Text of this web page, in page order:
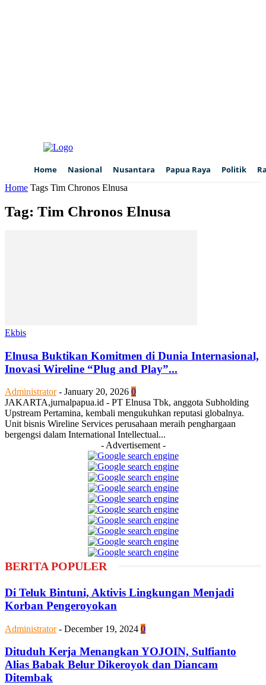
Home Nasional Nusantara Papua Raya Politik
Home Tags Tim Chronos Elnusa
Tag: Tim Chronos Elnusa
Ekbis
Elnusa Buktikan Komitmen di Dunia Internasional,
Inovasi Wireline “Plug and Play”...
Administrator - January 20, 2026 0
JAKARTA,jurnalpapua.id - PT Elnusa Tbk, anggota Subholding
Upstream Pertamina, kembali mengukuhkan reputasi globalnya.
Unit bisnis Wireline Services perusahaan meraih penghargaan
bergengsi dalam International Intellectual...
- Advertisement -
BERITA POPULER
Di Teluk Bintuni, Aktivis Lingkungan Menjadi
Korban Pengeroyokan
Administrator - December 19, 2024 0
Dituduh Kerja Menangkan YOJOIN, Sulfianto
Alias Babak Belur Dikeroyok dan Diancam
Ditembak